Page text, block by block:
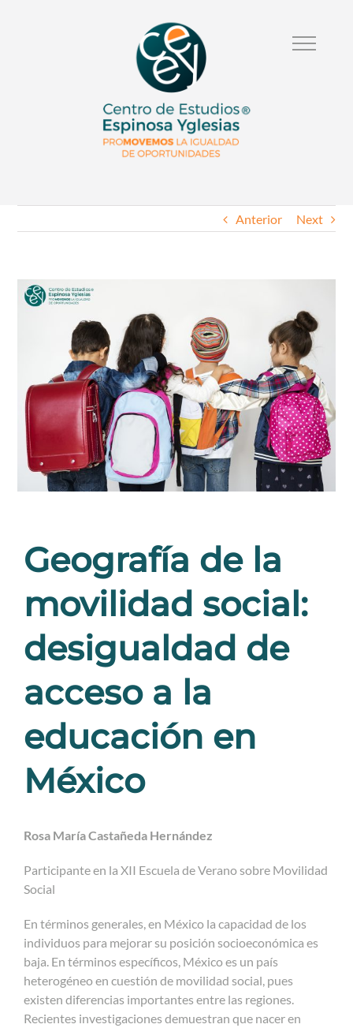
Anterior Next
Ver
Imagen
Geografía de la
movilidad social:
desigualdad de
acceso a la
educación en
México
Rosa María Castañeda Hernández
Participante en la XII Escuela de Verano sobre Movilidad
Social
En términos generales, en México la capacidad de los
individuos para mejorar su posición socioeconómica es
baja. En términos específicos, México es un país
heterogéneo en cuestión de movilidad social, pues
existen diferencias importantes entre las regiones.
Recientes investigaciones demuestran que nacer en